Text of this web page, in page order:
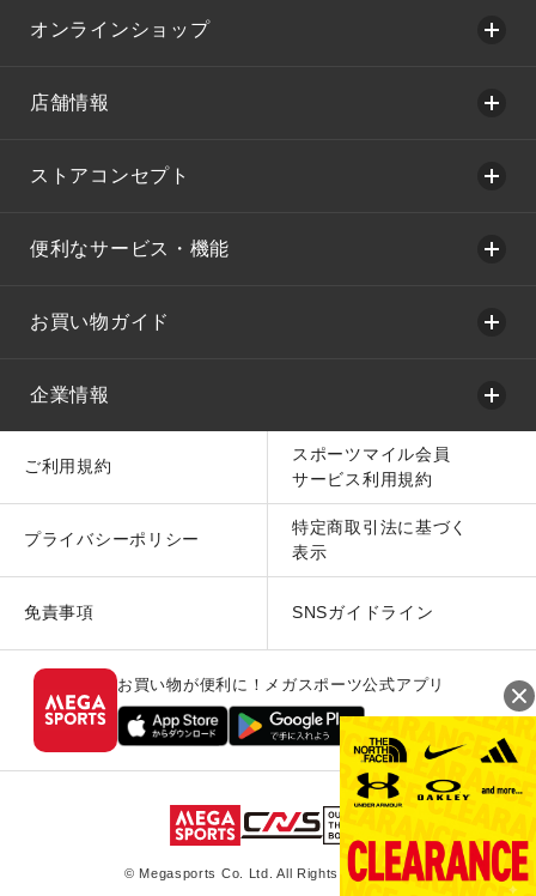
オンラインショップ
店舗情報
ストアコンセプト
便利なサービス・機能
お買い物ガイド
企業情報
ご利用規約
スポーツマイル会員
サービス利用規約
プライバシーポリシー
特定商取引法に基づく
表示
免責事項 SNSガイドライン
お買い物が便利に！メガスポーツ公式アプリ
© Megasports Co. Ltd. All Rights Reserved.